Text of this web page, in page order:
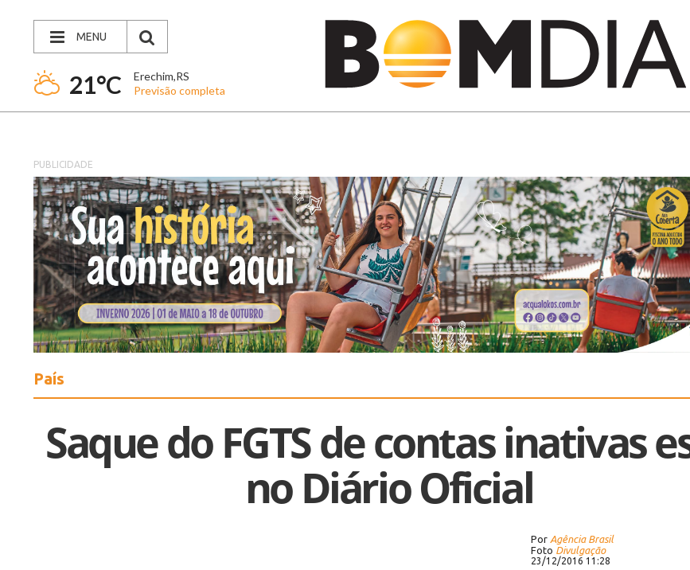
MENU
21°C
Erechim,RS
Previsão completa
PUBLICIDADE
País
Saque do FGTS de contas inativas
no Diário Oficial
Por Agência Brasil
Foto Divulgação
23/12/2016 11:28